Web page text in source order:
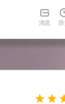
消息 历